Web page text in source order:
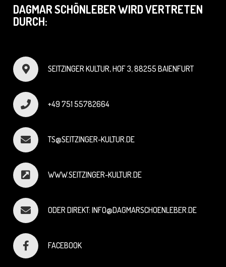
DAGMAR SCHÖNLEBER WIRD VERTRETEN
DURCH:
SEITZINGER KULTUR, HOF 3, 88255 BAIENFURT
+49 751 55782664
TS@SEITZINGER-KULTUR.DE
WWW.SEITZINGER-KULTUR.DE
ODER DIREKT: INFO@DAGMARSCHOENLEBER.DE
FACEBOOK